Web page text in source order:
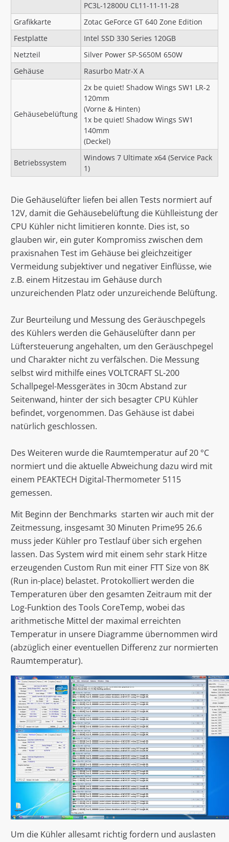
PC3L-12800U CL11-11-11-28
Grafikkarte
Zotac GeForce GT 640 Zone Edition
Festplatte
Intel SSD 330 Series 120GB
Netzteil
Silver Power SP-S650M 650W
Gehäuse
Rasurbo Matr-X A
Gehäusebelüftung
2x be quiet! Shadow Wings SW1 LR-2
120mm
(Vorne & Hinten)
1x be quiet! Shadow Wings SW1
140mm
(Deckel)
Betriebssystem
Windows 7 Ultimate x64 (Service Pack
1)
Die Gehäuselüfter liefen bei allen Tests normiert auf
12V, damit die Gehäusebelüftung die Kühlleistung der
CPU Kühler nicht limitieren konnte. Dies ist, so
glauben wir, ein guter Kompromiss zwischen dem
praxisnahen Test im Gehäuse bei gleichzeitiger
Vermeidung subjektiver und negativer Einflüsse, wie
z.B. einem Hitzestau im Gehäuse durch
unzureichenden Platz oder unzureichende Belüftung.
Zur Beurteilung und Messung des Geräuschpegels
des Kühlers werden die Gehäuselüfter dann per
Lüftersteuerung angehalten, um den Geräuschpegel
und Charakter nicht zu verfälschen. Die Messung
selbst wird mithilfe eines VOLTCRAFT SL-200
Schallpegel-Messgerätes in 30cm Abstand zur
Seitenwand, hinter der sich besagter CPU Kühler
befindet, vorgenommen. Das Gehäuse ist dabei
natürlich geschlossen.
Des Weiteren wurde die Raumtemperatur auf 20 °C
normiert und die aktuelle Abweichung dazu wird mit
einem PEAKTECH Digital-Thermometer 5115
gemessen.
Mit Beginn der Benchmarks starten wir auch mit der
Zeitmessung, insgesamt 30 Minuten Prime95 26.6
muss jeder Kühler pro Testlauf über sich ergehen
lassen. Das System wird mit einem sehr stark Hitze
erzeugenden Custom Run mit einer FTT Size von 8K
(Run in-place) belastet. Protokolliert werden die
Temperaturen über den gesamten Zeitraum mit der
Log-Funktion des Tools CoreTemp, wobei das
arithmetische Mittel der maximal erreichten
Temperatur in unsere Diagramme übernommen wird
(abzüglich einer eventuellen Differenz zur normierten
Raumtemperatur).
Um die Kühler allesamt richtig fordern und auslasten